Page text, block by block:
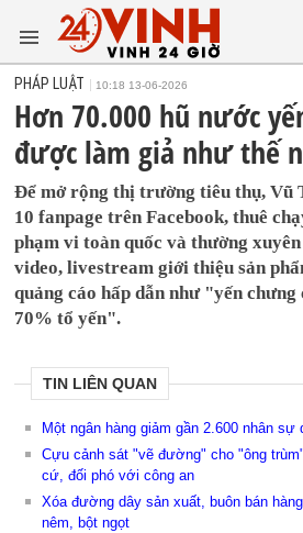
PHÁP LUẬT 10:18 13-06-2026
Hơn 70.000 hũ nước
được làm giả như thế
Để mở rộng thị trường tiêu thụ, Vũ
10 fanpage trên Facebook, thuê
phạm vi toàn quốc và thường
video, livestream giới thiệu sản
quảng cáo hấp dẫn như "yến
70% tổ yến".
TIN LIÊN QUAN
Một ngân hàng giảm gần 2.600 nhân sự
Cựu cảnh sát "vẽ đường" cho "ông
cứ, đối phó với công an
Xóa đường dây sản xuất, buôn bán
nêm, bột ngọt